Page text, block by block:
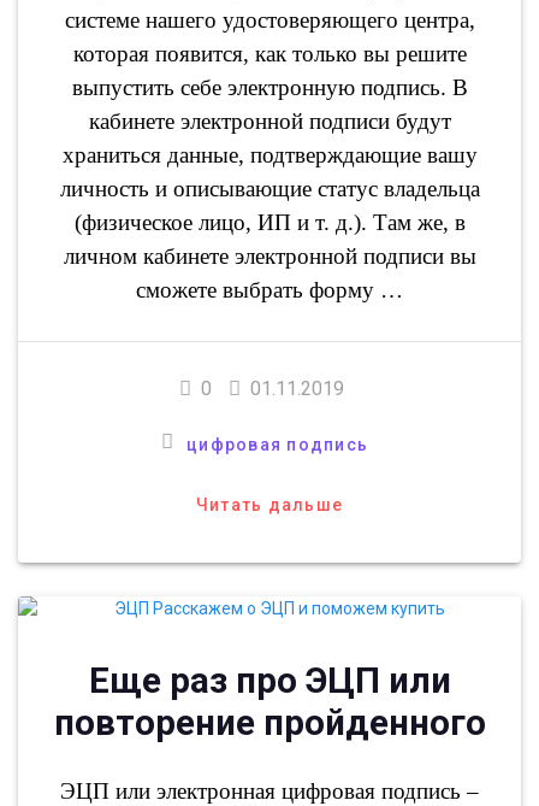
системе нашего удостоверяющего центра,
которая появится, как только вы решите
выпустить себе электронную подпись. В
кабинете электронной подписи будут
храниться данные, подтверждающие вашу
личность и описывающие статус владельца
(физическое лицо, ИП и т. д.). Там же, в
личном кабинете электронной подписи вы
сможете выбрать форму …
0 01.11.2019
цифровая подпись
Читать дальше
Еще раз про ЭЦП или
повторение пройденного
ЭЦП или электронная цифровая подпись –